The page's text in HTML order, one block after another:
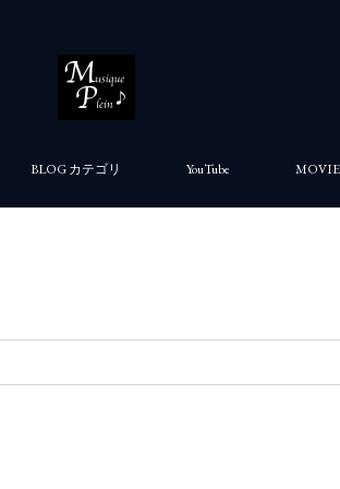
BLOG カテゴリ YouTube